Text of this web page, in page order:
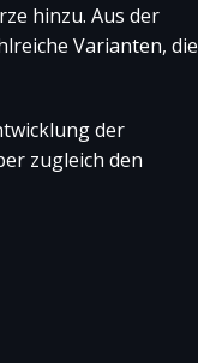
hinzu. Aus der
Varianten, die
der
zugleich den